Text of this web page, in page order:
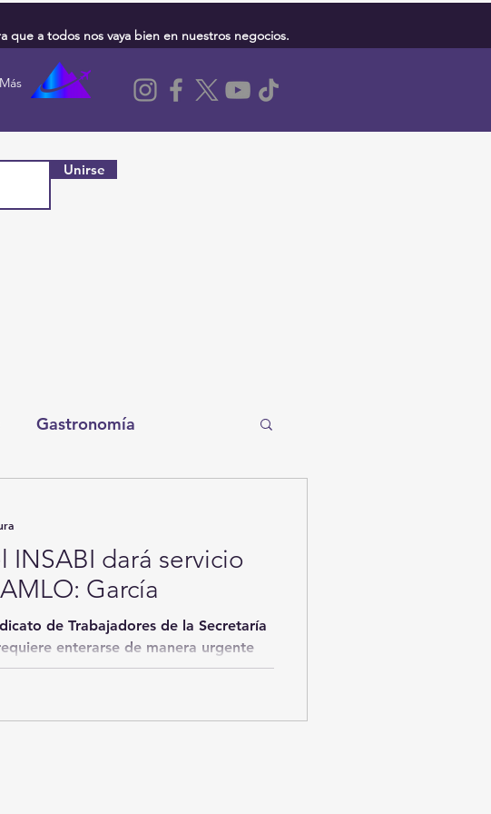
que a todos nos vaya bien en nuestros negocios.
Más
Unirse
Gastronomía
Tecnología
Fragmentos de la Historia
INSABI dará servicio
García
de Trabajadores de la Secretaría
enterarse de manera urgente